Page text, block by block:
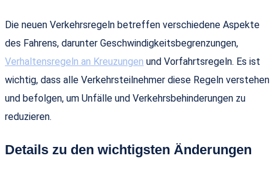
Die neuen Verkehrsregeln betreffen verschiedene Aspekte
des Fahrens, darunter Geschwindigkeitsbegrenzungen,
Verhaltensregeln an Kreuzungen und Vorfahrtsregeln. Es ist
wichtig, dass alle Verkehrsteilnehmer diese Regeln verstehen
und befolgen, um Unfälle und Verkehrsbehinderungen zu
reduzieren.
Details zu den wichtigsten Änderungen